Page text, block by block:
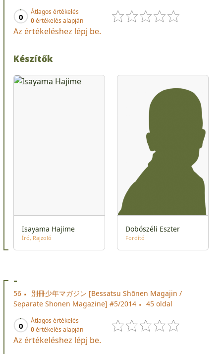
0
Átlagos értékelés
0értékelés alapján
Az értékeléshez lépj be.
Készítők
Isayama Hajime
Író Rajzoló
Dobószéli Eszter
Fordító
-
56
別冊少年マガジン [Bessatsu Shōnen Magajin /
Separate Shonen Magazine] #5/2014
45 oldal
0
Átlagos értékelés
0értékelés alapján
Az értékeléshez lépj be.